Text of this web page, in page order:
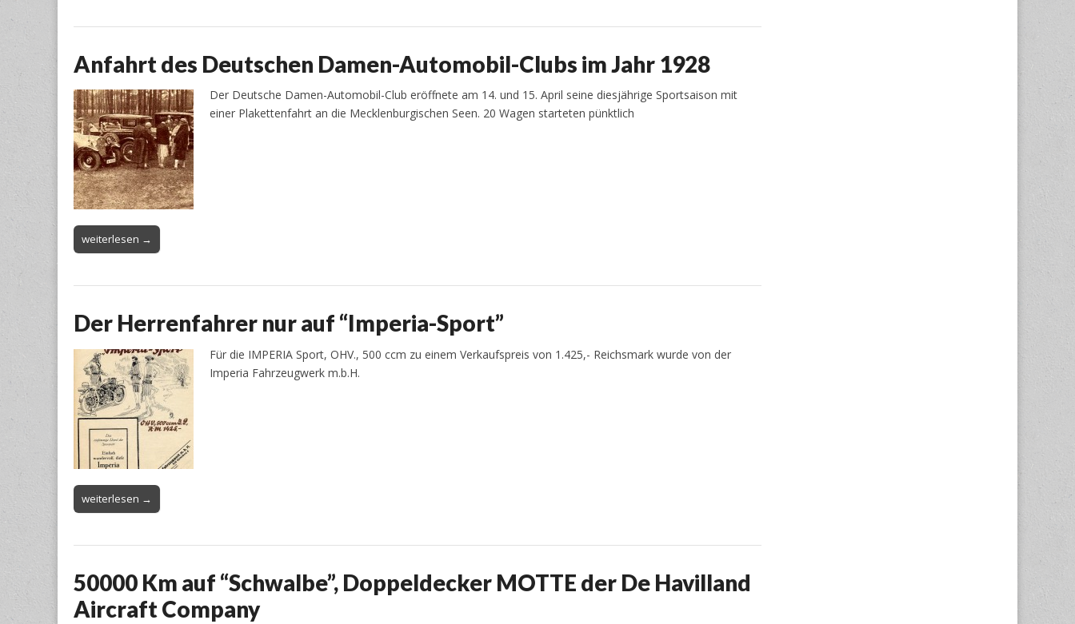
Anfahrt des Deutschen Damen-Automobil-Clubs im Jahr 1928
Der Deutsche Damen-Automobil-Club eröffnete am 14. und 15. April seine diesjährige Sportsaison mit
einer Plakettenfahrt an die Mecklenburgischen Seen. 20 Wagen starteten pünktlich
weiterlesen →
Der Herrenfahrer nur auf “Imperia-Sport”
Für die IMPERIA Sport, OHV., 500 ccm zu einem Verkaufspreis von 1.425,- Reichsmark wurde von der
Imperia Fahrzeugwerk m.b.H.
weiterlesen →
50000 Km auf “Schwalbe”, Doppeldecker MOTTE der De Havilland
Aircraft Company